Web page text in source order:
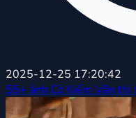
2025-12-25 17:20:42
55+ ảnh Cô Kiếm Vân